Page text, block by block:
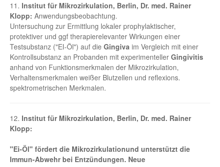
11. Institut für Mikrozirkulation, Berlin, Dr. med. Rainer
Klopp: Anwendungsbeobachtung.
Untersuchung zur Ermittlung lokaler prophylaktischer,
protektiver und ggf therapierelevanter Wirkungen einer
Testsubstanz ("EI-Öl") auf die Gingiva im Vergleich mit einer
Kontrollsubstanz an Probanden mit experimenteller Gingivitis
anhand von Funktionsmerkmalen der Mikrozirkulation,
Verhaltensmerkmalen weißer Blutzellen und reflexions.
spektrometrischen Merkmalen.
12. Institut für Mikrozirkulation, Berlin, Dr. med. Rainer
Klopp:
"Ei-Öl" fördert die Mikrozirkulationund unterstützt die
Immun-Abwehr bei Entzündungen. Neue